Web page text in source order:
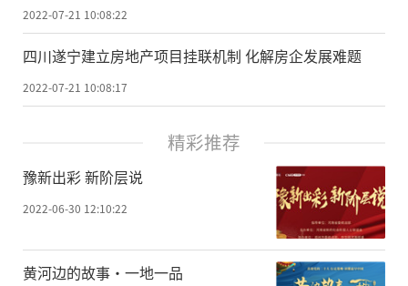
2022-07-21 10:08:22
四川遂宁建立房地产项目挂联机制 化解房企发展难题
2022-07-21 10:08:17
精彩推荐
豫新出彩 新阶层说
2022-06-30 12:10:22
黄河边的故事·一地一品